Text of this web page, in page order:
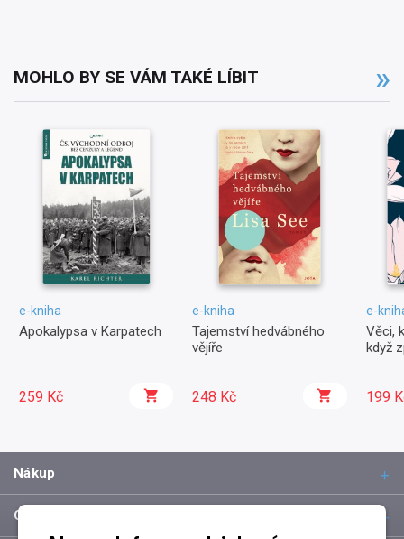
MOHLO BY SE VÁM TAKÉ LÍBIT
e-kniha
Apokalypsa v Karpatech
259 Kč
e-kniha
Tajemství hedvábného
vějíře
248 Kč
e-
Věci,
když
199
Nákup
O společnosti